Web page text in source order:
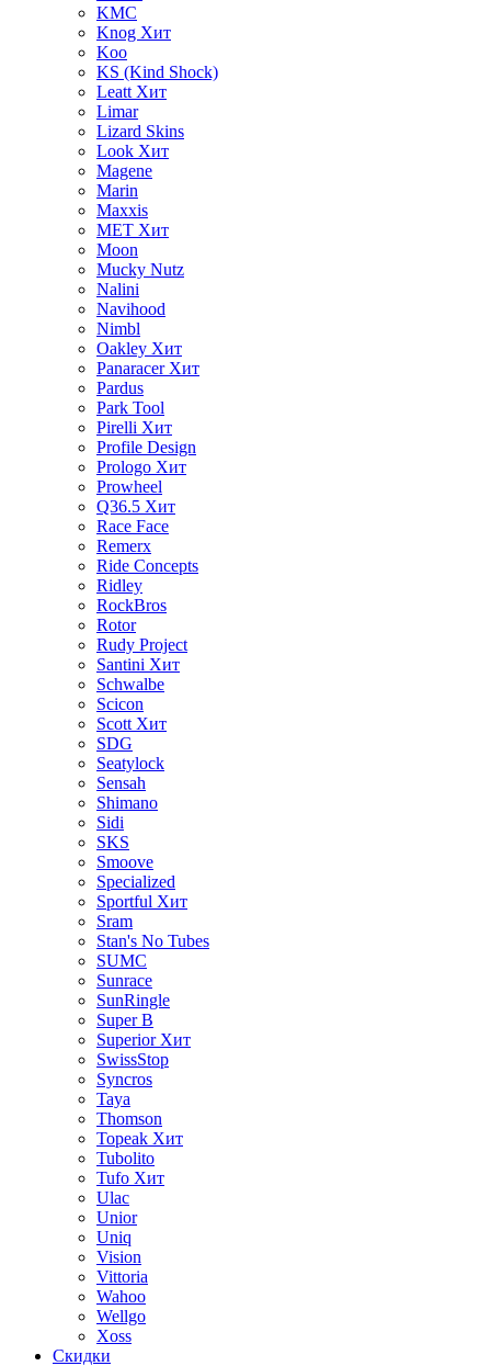
KMC
Knog Хит
Koo
KS (Kind Shock)
Leatt Хит
Limar
Lizard Skins
Look Хит
Magene
Marin
Maxxis
MET Хит
Moon
Mucky Nutz
Nalini
Navihood
Nimbl
Oakley Хит
Panaracer Хит
Pardus
Park Tool
Pirelli Хит
Profile Design
Prologo Хит
Prowheel
Q36.5 Хит
Race Face
Remerx
Ride Concepts
Ridley
RockBros
Rotor
Rudy Project
Santini Хит
Schwalbe
Scicon
Scott Хит
SDG
Seatylock
Sensah
Shimano
Sidi
SKS
Smoove
Specialized
Sportful Хит
Sram
Stan's No Tubes
SUMC
Sunrace
SunRingle
Super B
Superior Хит
SwissStop
Syncros
Taya
Thomson
Topeak Хит
Tubolito
Tufo Хит
Ulac
Unior
Uniq
Vision
Vittoria
Wahoo
Wellgo
Xoss
Скидки